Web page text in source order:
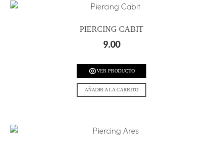
PIERCING CABIT
9.00
VER PRODUCTO
AÑADIR A LA CARRITO